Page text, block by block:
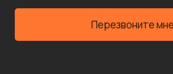
Перезвоните мне